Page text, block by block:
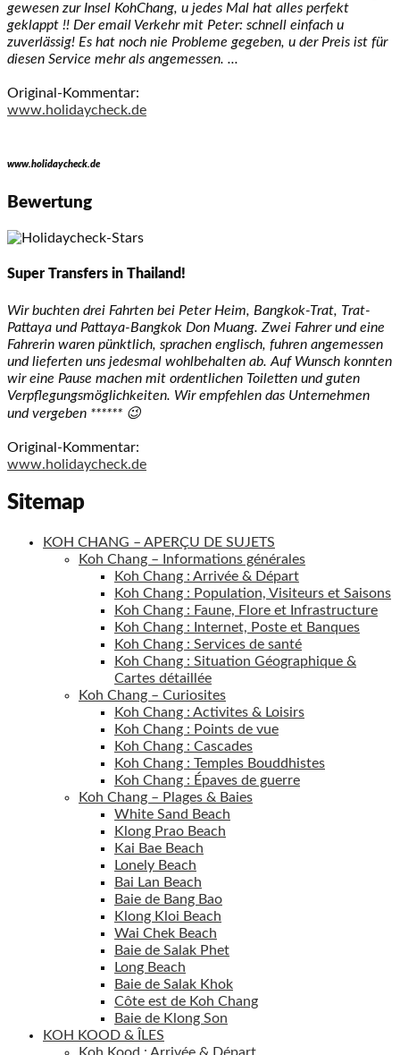
gewesen zur Insel KohChang, u jedes Mal hat alles perfekt
geklappt !! Der email Verkehr mit Peter: schnell einfach u
zuverlässig! Es hat noch nie Probleme gegeben, u der Preis ist für
diesen Service mehr als angemessen. ...
Original-Kommentar:
www.holidaycheck.de
www.holidaycheck.de
Bewertung
Super Transfers in Thailand!
Wir buchten drei Fahrten bei Peter Heim, Bangkok-Trat, Trat-
Pattaya und Pattaya-Bangkok Don Muang. Zwei Fahrer und eine
Fahrerin waren pünktlich, sprachen englisch, fuhren angemessen
und lieferten uns jedesmal wohlbehalten ab. Auf Wunsch konnten
wir eine Pause machen mit ordentlichen Toiletten und guten
Verpflegungsmöglichkeiten. Wir empfehlen das Unternehmen
und vergeben ****** 😉
Original-Kommentar:
www.holidaycheck.de
Sitemap
KOH CHANG – APERÇU DE SUJETS
Koh Chang – Informations générales
Koh Chang : Arrivée & Départ
Koh Chang : Population, Visiteurs et Saisons
Koh Chang : Faune, Flore et Infrastructure
Koh Chang : Internet, Poste et Banques
Koh Chang : Services de santé
Koh Chang : Situation Géographique &
Cartes détaillée
Koh Chang – Curiosites
Koh Chang : Activites & Loisirs
Koh Chang : Points de vue
Koh Chang : Cascades
Koh Chang : Temples Bouddhistes
Koh Chang : Épaves de guerre
Koh Chang – Plages & Baies
White Sand Beach
Klong Prao Beach
Kai Bae Beach
Lonely Beach
Bai Lan Beach
Baie de Bang Bao
Klong Kloi Beach
Wai Chek Beach
Baie de Salak Phet
Long Beach
Baie de Salak Khok
Côte est de Koh Chang
Baie de Klong Son
KOH KOOD & ÎLES